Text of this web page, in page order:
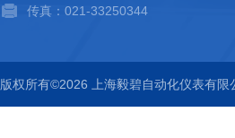
传真：021-33250344
版权所有©2026 上海毅碧自动化仪表有